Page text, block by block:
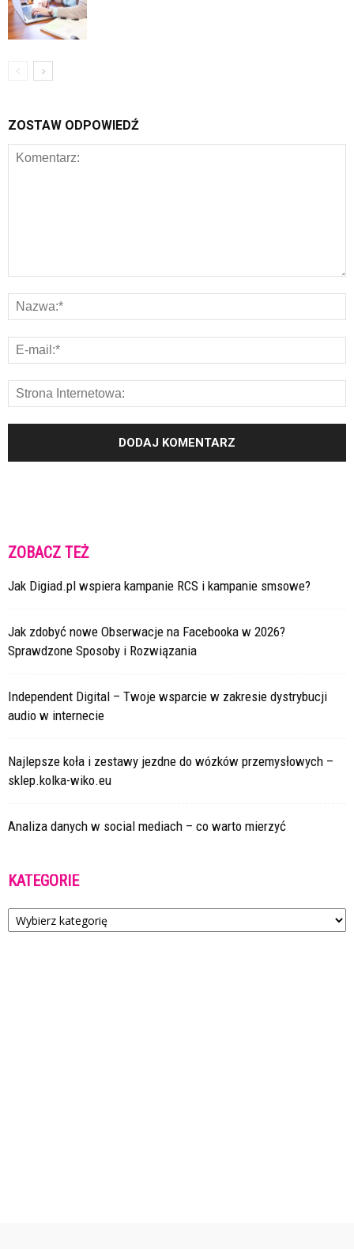
ZOSTAW ODPOWIEDŹ
ZOBACZ TEŻ
Jak Digiad.pl wspiera kampanie RCS i kampanie smsowe?
Jak zdobyć nowe Obserwacje na Facebooka w 2026?
Sprawdzone Sposoby i Rozwiązania
Independent Digital – Twoje wsparcie w zakresie dystrybucji
audio w internecie
Najlepsze koła i zestawy jezdne do wózków przemysłowych –
sklep.kolka-wiko.eu
Analiza danych w social mediach – co warto mierzyć
KATEGORIE
Kategorie